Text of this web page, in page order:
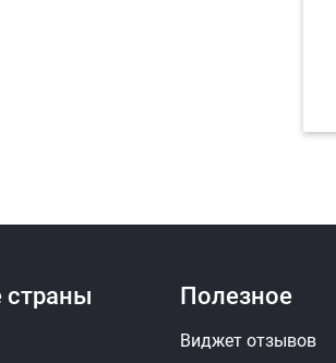
страны Полезное
Виджет отзывов